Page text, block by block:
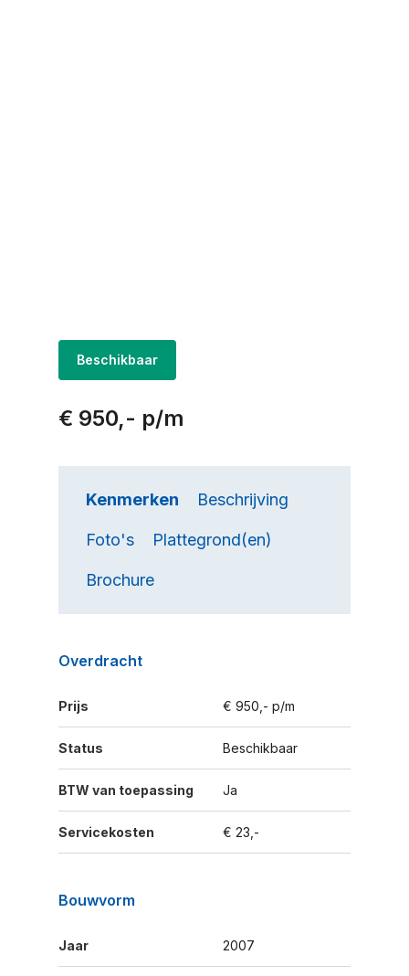
Beschikbaar
€ 950,- p/m
Kenmerken Beschrijving
Foto's Plattegrond(en)
Brochure
Overdracht
Prijs € 950,- p/m
Status Beschikbaar
BTW van toepassing Ja
Servicekosten € 23,-
Bouwvorm
Jaar 2007